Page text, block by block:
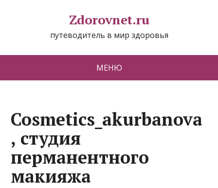
Zdorovnet.ru
путеводитель в мир здоровья
МЕНЮ
Cosmetics_akurbanova
, студия
перманентного
макияжа